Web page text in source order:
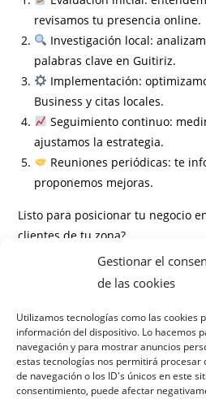
Gestionar el
de las cookies
Utilizamos tecnologías como las cookies
información del dispositivo. Lo hacemos
navegación y para mostrar anuncios
estas tecnologías nos permitirá
de navegación o los ID's únicos en este
consentimiento, puede afectar
revisamos tu presencia online.
Investigación local:
palabras clave en Guitiriz.
Implementación:
Business y citas locales.
Seguimiento continuo:
ajustamos la estrategia.
Reuniones periódicas: te
proponemos mejoras.
Listo para posicionar tu negocio
clientes de tu zona?
¿Cuánto tiempo tarda en verse
¿Necesito tener un
¿Puedo contratar solo alguna
¿Cómo medís el éxito de la